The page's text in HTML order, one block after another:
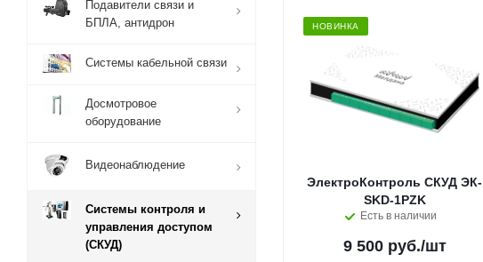
НОВИНКА
ЭлектроКонтроль СКУД ЭК-
SKD-1PZK
Есть в наличии
9 500 руб./шт
Подавители связи и
БПЛА, антидрон
Системы кабельной связи
Досмотровое
оборудование
Видеонаблюдение
Системы контроля и
управления доступом
(СКУД)